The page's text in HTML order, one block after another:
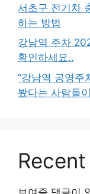
서초구 전기차
하는 방법
강남역 주차
확인하세요..
“강남역 공영주
봤다는 사람들